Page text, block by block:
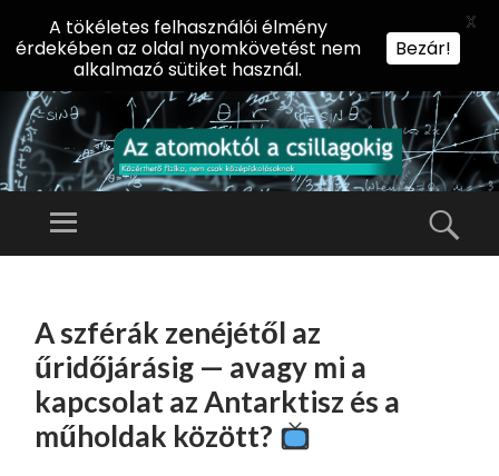
AZ
KT
Ó
L
A
CS
Előadássorozat
Természettudományi
Kar Fizikai
Intézetében
Menü
TARTALOMHOZ
A szférák zenéjétől az
űridőjárásig — avagy mi a
kapcsolat az Antarktisz és a
műholdak között?
A tökéletes felhasználói élmény
érdekében az oldal nyomkövetést nem
alkalmazó sütiket használ.
Bezár!
X